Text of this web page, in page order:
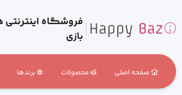
فروشگاه
بازی
صفحه اصلی محصولات برندها